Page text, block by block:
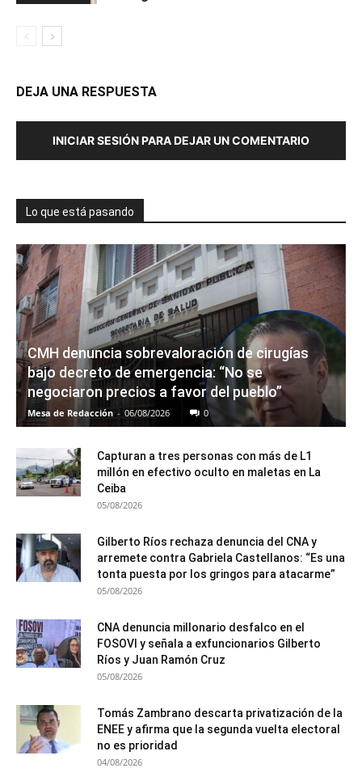
DEJA UNA RESPUESTA
INICIAR SESIÓN PARA DEJAR UN COMENTARIO
Lo que está pasando
CMH denuncia sobrevaloración de cirugías
bajo decreto de emergencia: “No se
negociaron precios a favor del pueblo”
Mesa de Redacción - 06/08/2026 0
Capturan a tres personas con más de L1
millón en efectivo oculto en maletas en La
Ceiba
05/08/2026
Gilberto Ríos rechaza denuncia del CNA y
arremete contra Gabriela Castellanos: “Es una
tonta puesta por los gringos para atacarme”
05/08/2026
CNA denuncia millonario desfalco en el
FOSOVI y señala a exfuncionarios Gilberto
Ríos y Juan Ramón Cruz
05/08/2026
Tomás Zambrano descarta privatización de la
ENEE y afirma que la segunda vuelta electoral
no es prioridad
04/08/2026